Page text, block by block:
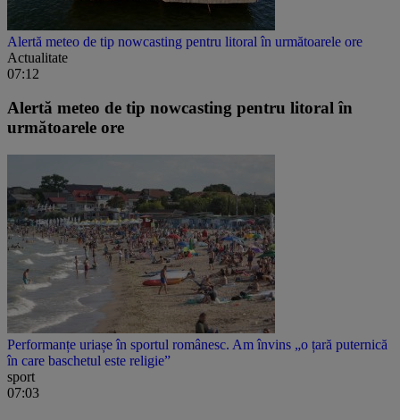
Alertă meteo de tip nowcasting pentru litoral în următoarele ore
Actualitate
07:12
Alertă meteo de tip nowcasting pentru litoral în
următoarele ore
Performanțe uriașe în sportul românesc. Am învins „o țară puternică
în care baschetul este religie”
sport
07:03